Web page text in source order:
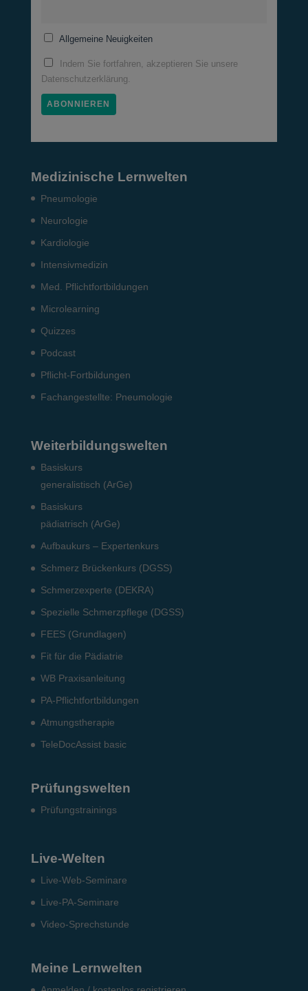
Allgemeine Neuigkeiten
Indem Sie fortfahren, akzeptieren Sie unsere
Datenschutzerklärung.
Medizinische Lernwelten
Pneumo­logie
Neurologie
Kardiologie
Intensiv­medizin
Med. Pflichtfort­bildun­gen
Microlearning
Quizzes
Podcast
Pflicht-Fort­bildun­gen
Fach­angestellte: Pneumo­logie
Weiterbildungswelten
Basiskurs
generalistisch (ArGe)
Basiskurs
pädiatrisch (ArGe)
Aufbaukurs – Expertenkurs
Schmerz Brückenkurs (DGSS)
Schmerzexperte (DEKRA)
Spezielle Schmerzpflege (DGSS)
FEES (Grundlagen)
Fit für die Pädiatrie
WB Praxisanleitung
PA-Pflichtfortbildungen
Atmungstherapie
TeleDocAssist basic
Prüfungswelten
Prü­fungs­trai­nings
Live-Welten
Live-Web-Seminare
Live-PA-Seminare
Video-Sprechstunde
Meine Lernwelten